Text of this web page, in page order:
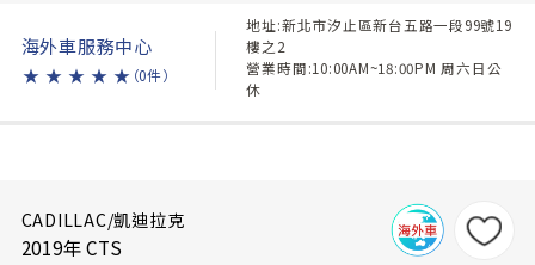
海外車服務中心
★ ★ ★ ★ ★ （0件）
地址:新北市汐止區新台五路一段99號19
樓之2
營業時間:10:00AM~18:00PM 周六日公
休
CADILLAC/凱迪拉克
2019年 CTS